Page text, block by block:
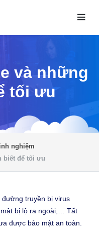
và những
tối ưu
nghiệm
biết để tối ưu
truyền bị virus
bị lộ ra ngoài,… Tất
được bảo mật an toàn.